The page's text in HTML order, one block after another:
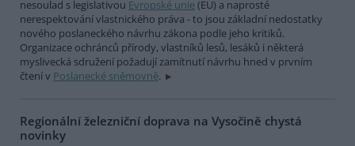
nesoulad s legislativou Evropské unie(EU) a naprosté
nerespektování vlastnického práva - to jsou základní nedostatky
nového poslaneckého návrhu zákona podle jeho kritiků.
Organizace ochránců přírody, vlastníků lesů, lesáků i některá
myslivecká sdružení požadují zamítnutí návrhu hned v prvním
čtení v Poslanecké sněmovně.
Regionální železniční doprava na Vysočině chystá
novinky